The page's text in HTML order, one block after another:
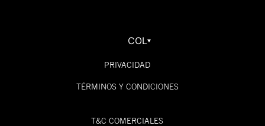
COL
PRIVACIDAD
TÉRMINOS Y CONDICIONES
T&C COMERCIALES